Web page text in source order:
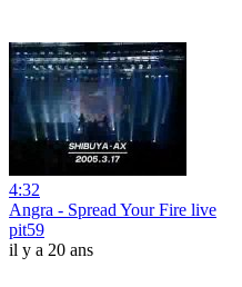
4:32
Angra - Spread Your Fire live
pit59
il y a 20 ans